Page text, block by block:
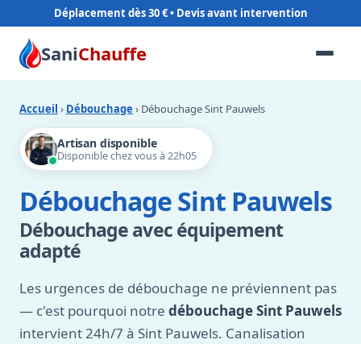
Déplacement dès 30 €
SaniChauffe
Accueil › Débouchage › Débouchage Sint Pauwels
Artisan disponible
Disponible chez vous à 22h05
Débouchage Sint Pauwels
Débouchage avec équipement
adapté
Les urgences de débouchage ne préviennent pas
— c'est pourquoi notre débouchage Sint Pauwels
intervient 24h/7 à Sint Pauwels. Canalisation